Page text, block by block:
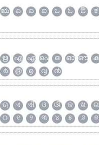
ಋ ಎ ಏ ಐ ಒ ಓ ಔ ಕ
ഋ എ ഏ ഐ ഒ ഓ ഔ ക
൪ ൫ ൭ ൮ ൯
ଋ ଏ ଐ ଓ ଔ କ ଖ ଗ
୦ ୧ ୨ ୩ ୪ ୫ ୬ ୭